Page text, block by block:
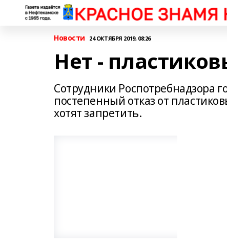
Новости 24 ОКТЯБРЯ 2019, 08:26
Нет -
Сотрудники Роспотребнадзора
постепенный отказ от
хотят запретить.